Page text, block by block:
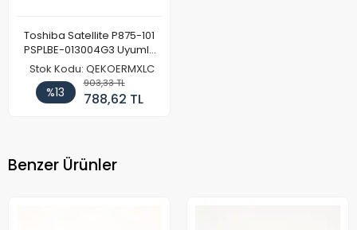
Toshiba Satellite P875-101
PSPLBE-013004G3 Uyumlu
Notebook Batarya Pil
Stok Kodu: QEKOERMXLC
%13
903,33 TL
788,62 TL
Benzer Ürünler